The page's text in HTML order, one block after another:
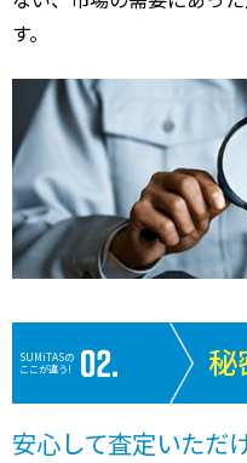
す。
SUMiTASの
ここが違う!
秘
安心して査定いただ